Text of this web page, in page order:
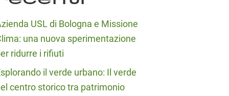
USL di Bologna e Missione
una nuova sperimentazione
ridurre i rifiuti
il verde urbano: Il verde
centro storico tra patrimonio